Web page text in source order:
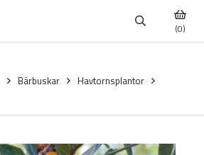
(0)
Bärbuskar
Havtornsplantor